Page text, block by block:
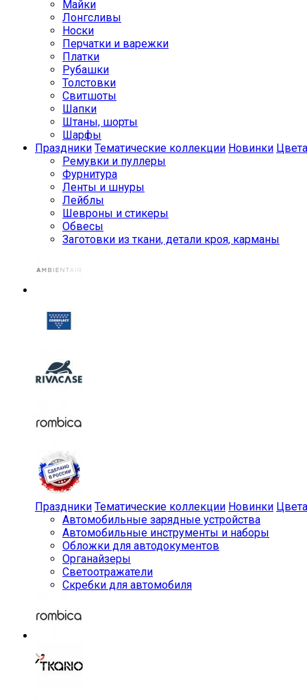
Майки
Лонгсливы
Носки
Перчатки и варежки
Платки
Рубашки
Толстовки
Свитшоты
Шапки
Штаны, шорты
Шарфы
Праздники Тематические коллекции Новинки Цвета
Ремувки и пуллеры
Фурнитура
Ленты и шнуры
Лейблы
Шевроны и стикеры
Обвесы
Заготовки из ткани, детали кроя, карманы
Праздники Тематические коллекции Новинки Цвета
Автомобильные зарядные устройства
Автомобильные инструменты и наборы
Обложки для автодокументов
Органайзеры
Светоотражатели
Скребки для автомобиля